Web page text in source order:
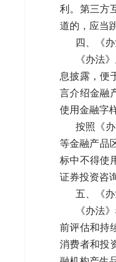
利。第三方
道的，应当
四、《
《办法
息披露，便
言介绍金融
使用金融字
按照《
等金融产品
标中不得使
证券投资咨
五、《
《办法
前评估和持
消费者和投